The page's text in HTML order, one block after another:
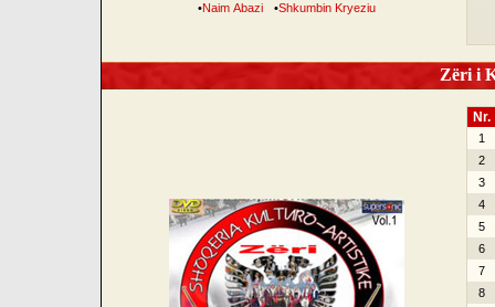
•Naim Abazi •Shkumbin Kryeziu
Zëri i
Nr.
1
2
3
4
5
6
7
8